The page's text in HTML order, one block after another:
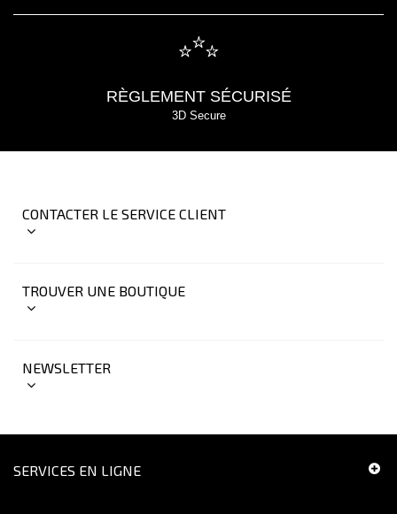
RÈGLEMENT SÉCURISÉ
3D Secure
CONTACTER LE SERVICE CLIENT
TROUVER UNE BOUTIQUE
NEWSLETTER
SERVICES EN LIGNE